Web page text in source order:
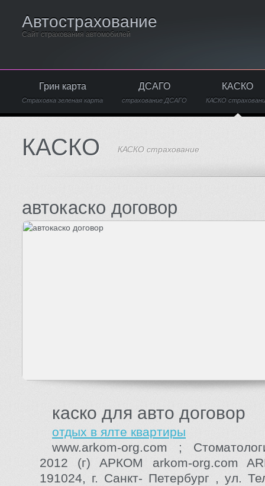
Автострахование
Сайт страхования автомобилей
Грин карта
Страховка зеленая карта
ДСАГО
страхование ДСАГО
КАСКО
КАСКО
КАСКО КАСКО страхование
автокаско договор
каско для авто договор
отдых в ялте квартиры
www.arkom-org.com ;
2012 (г) АРКОМ arkom-org.com
191024, г. Санкт- Петербург , ул.